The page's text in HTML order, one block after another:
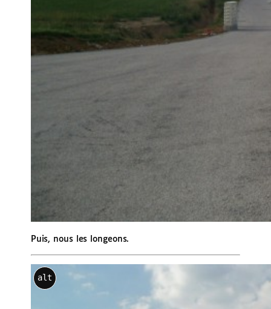
Puis, nous les longeons.
alt